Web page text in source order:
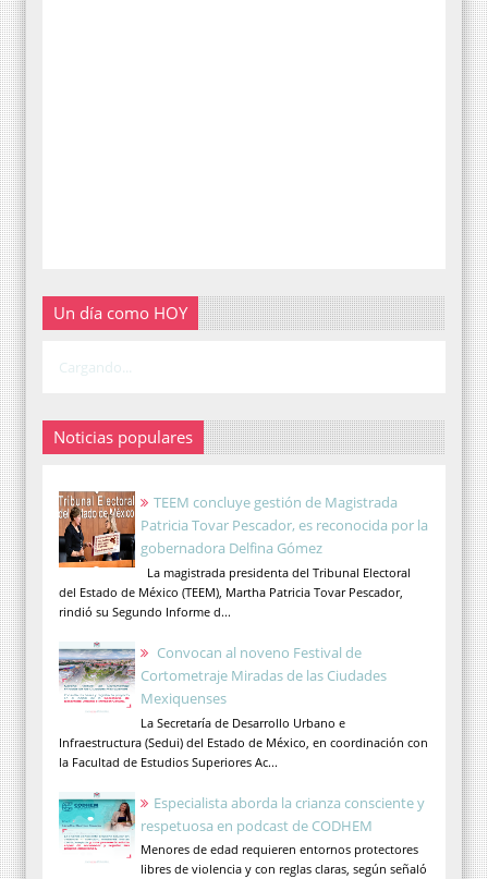
Un día como HOY
Cargando...
Noticias populares
TEEM concluye gestión de Magistrada
Patricia Tovar Pescador, es reconocida por la
gobernadora Delfina Gómez
La magistrada presidenta del Tribunal Electoral
del Estado de México (TEEM), Martha Patricia Tovar Pescador,
rindió su Segundo Informe d...
Convocan al noveno Festival de
Cortometraje Miradas de las Ciudades
Mexiquenses
La Secretaría de Desarrollo Urbano e
Infraestructura (Sedui) del Estado de México, en coordinación con
la Facultad de Estudios Superiores Ac...
Especialista aborda la crianza consciente y
respetuosa en podcast de CODHEM
Menores de edad requieren entornos protectores
libres de violencia y con reglas claras, según señaló